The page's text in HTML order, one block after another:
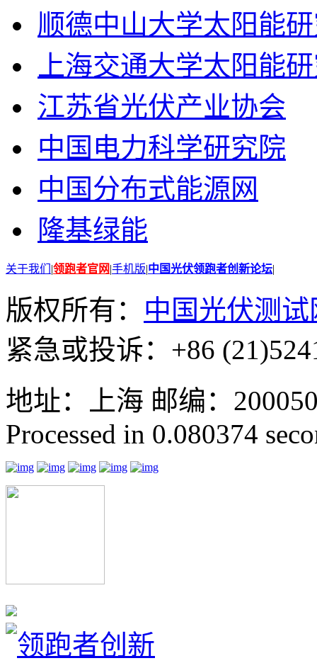
顺德中山大学太阳能
上海交通大学太阳能
江苏省光伏产业协会
中国电力科学研究院
中国分布式能源网
隆基绿能
关于我们 |领跑者官网|手机版|中国光伏领跑者创新论坛|
版权所有： 中国光伏测试
紧急或投诉：+86
地址：上海 邮编：
Processed in 0.080374